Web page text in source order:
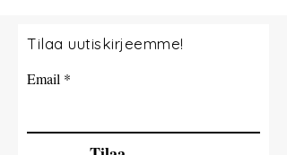
Tilaa uutiskirjeemme!
Email